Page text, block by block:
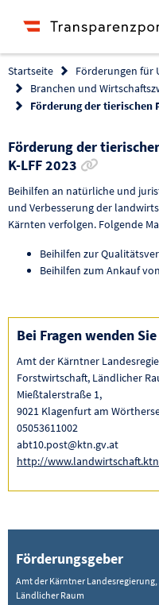
Startseite
Förderungen für
Branchen und
Förderung der tierischen
Förderung der
K-LFF 2023
Beihilfen an natürliche und
und Verbesserung der
Kärnten verfolgen. Folgende
Beihilfen zur
Beihilfen zum Ankauf
Bei Fragen wenden
Amt der Kärntner
Forstwirtschaft, Ländlicher
Mießtalerstraße 1,
9021 Klagenfurt am
05053611002
abt10.post@ktn.gv.at
http://
Förderungsgeber
Amt der Kärntner
Ländlicher Raum